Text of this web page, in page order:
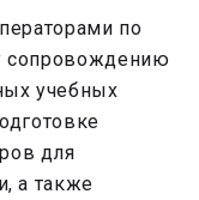
по
сопровождению
учебных
для
а также